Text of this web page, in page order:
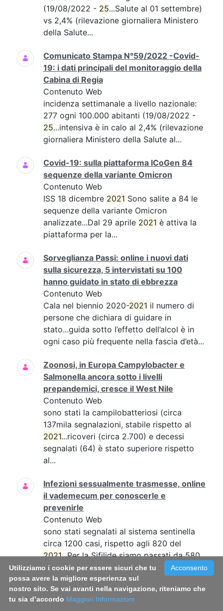
(19/08/2022 - 25...Salute al 01 settembre)
vs 2,4% (rilevazione giornaliera Ministero
della Salute...
Comunicato Stampa N°59/2022 -Covid-
19: i dati principali del monitoraggio della
Cabina di Regia
Contenuto Web
incidenza settimanale a livello nazionale:
277 ogni 100.000 abitanti (19/08/2022 -
25...intensiva è in calo al 2,4% (rilevazione
giornaliera Ministero della Salute al...
Covid-19: sulla piattaforma ICoGen 84
sequenze della variante Omicron
Contenuto Web
ISS 18 dicembre 2021 Sono salite a 84 le
sequenze della variante Omicron
analizzate...Dal 29 aprile 2021 è attiva la
piattaforma per la...
Sorveglianza Passi: online i nuovi dati
sulla sicurezza, 5 intervistati su 100
hanno guidato in stato di ebbrezza
Contenuto Web
Cala nel biennio 2020-2021 il numero di
persone che dichiara di guidare in
stato...guida sotto l’effetto dell’alcol è in
ogni caso più frequente nella fascia d’età...
Zoonosi, in Europa Campylobacter e
Salmonella ancora sotto i livelli
prepandemici, cresce il West Nile
Contenuto Web
sono stati la campilobatteriosi (circa
137mila segnalazioni, stabile rispetto al
2021...ricoveri (circa 2.700) e decessi
segnalati (64) è stato superiore rispetto
al...
Infezioni sessualmente trasmesse, online
il vademecum per conoscerle e
prevenirle
Contenuto Web
sono stati segnalati al sistema sentinella
circa 1200 casi, rispetto agli 820 del
2021...Per la Sifilide siamo passati da 580
casi del 2021a 700,...
Long Covid, il modello di cura italiano,
punti di forza e sfide in un documento
Acconsento
Utilizziamo i cookie per essere sicuri che tu
possa avere la migliore esperienza sul
nostro sito. Se vai avanti nella navigazione, riteniamo che
tu sia d’accordo Maggiori Informazioni